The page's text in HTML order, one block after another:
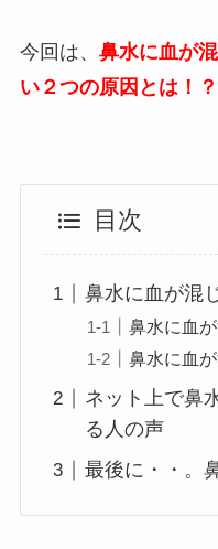
今回は、 鼻水に血が
い２つの原因とは！？
目次
鼻水に血が混
鼻水に血
鼻水に血
ネット上で鼻
る人の声
最後に・・。